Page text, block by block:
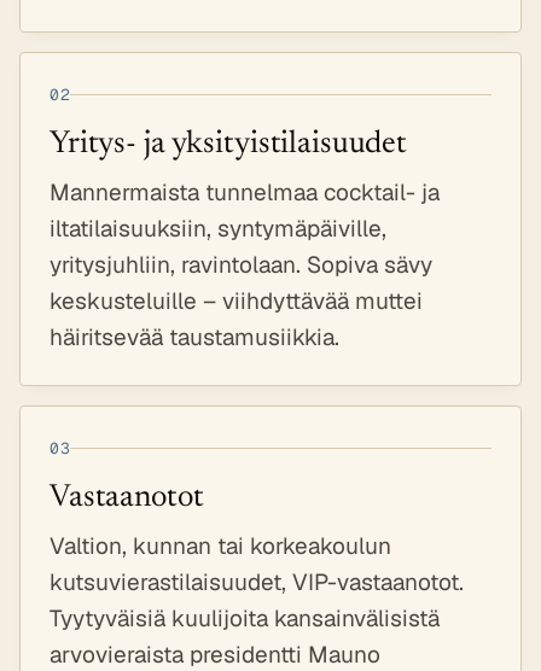
02
Yritys- ja yksityistilaisuudet
Mannermaista tunnelmaa cocktail- ja
iltatilaisuuksiin, syntymäpäiville,
yritysjuhliin, ravintolaan. Sopiva sävy
keskusteluille – viihdyttävää muttei
häiritsevää taustamusiikkia.
03
Vastaanotot
Valtion, kunnan tai korkeakoulun
kutsuvierastilaisuudet, VIP-vastaanotot.
Tyytyväisiä kuulijoita kansainvälisistä
arvovieraista presidentti Mauno